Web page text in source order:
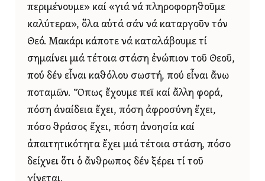
περιμένουμε» καί «γιά νά πληροφορηθοῦμε
καλύτερα», ὅλα αὐτά σάν νά καταργοῦν τόν
Θεό. Μακάρι κάποτε νά καταλάβουμε τί
σημαίνει μιά τέτοια στάση ἐνώπιον τοῦ Θεοῦ,
πού δέν εἶναι καθόλου σωστή, πού εἶναι ἄνω
ποταμῶν. Ὅπως ἔχουμε πεῖ καί ἄλλη φορά,
πόση ἀναίδεια ἔχει, πόση ἀφροσύνη ἔχει,
πόσο θράσος ἔχει, πόση ἀνοησία καί
ἀπαιτητικότητα ἔχει μιά τέτοια στάση, πόσο
δείχνει ὅτι ὁ ἄνθρωπος δέν ξέρει τί τοῦ